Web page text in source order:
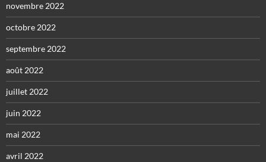
novembre 2022
octobre 2022
septembre 2022
août 2022
juillet 2022
juin 2022
mai 2022
avril 2022